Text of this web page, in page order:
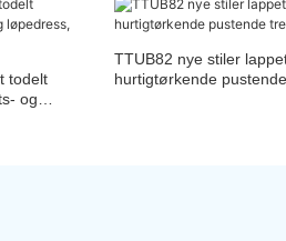
todelt
og
TTUB82 nye stiler
hurtigtørkende